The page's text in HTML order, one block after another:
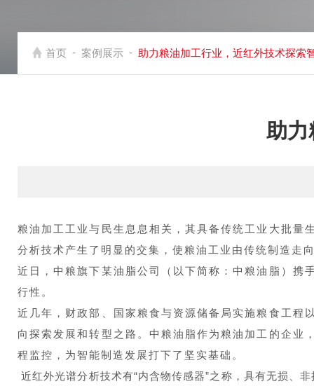
首页 - 案例展示 - 助力粮油加工行业，近红外技术探索
助力
粮油加工工业与民生息息相关，其具备传统工业大批量
分析技术产生了明显的交集，使粮油工业由传统制造走
近日，中粮旗下某油脂公司（以下简称：中粮油脂） 携
行性。
近几年，财政部、国家粮食与资源储备局实施粮食工程
向探索发展和转型之路。 中粮油脂作为粮油加工的企业
程监控，为智能制造发展打下了坚实基础。
近红外光谱分析技术有“内含物传感器”之称，具有无损、